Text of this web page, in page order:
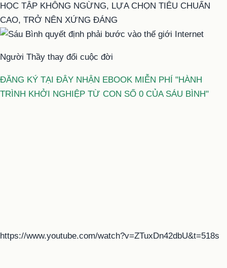
HỌC TẬP KHÔNG NGỪNG, LỰA CHỌN TIÊU CHUẨN
CAO, TRỞ NÊN XỨNG ĐÁNG
Người Thầy thay đổi cuộc đời
ĐĂNG KÝ TẠI ĐÂY NHẬN EBOOK MIỄN PHÍ "HÀNH
TRÌNH KHỞI NGHIỆP TỪ CON SỐ 0 CỦA SÁU BÌNH"
https://www.youtube.com/watch?v=ZTuxDn42dbU&t=518s